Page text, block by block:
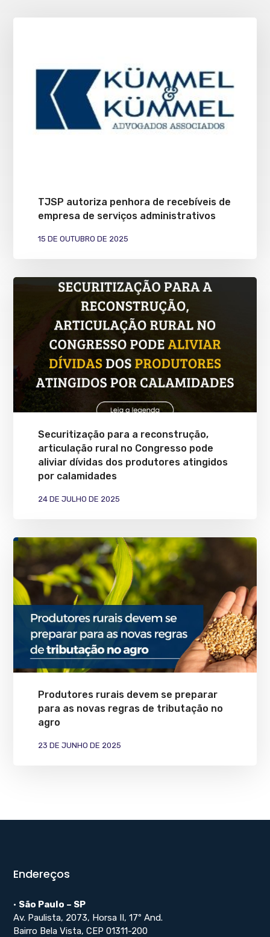
TJSP autoriza penhora de recebíveis de
empresa de serviços administrativos
15 DE OUTUBRO DE 2025
Securitização para a reconstrução,
articulação rural no Congresso pode
aliviar dívidas dos produtores atingidos
por calamidades
24 DE JULHO DE 2025
Produtores rurais devem se preparar
para as novas regras de tributação no
agro
23 DE JUNHO DE 2025
Endereços
• São Paulo – SP
Av. Paulista, 2073, Horsa II, 17º And.
Bairro Bela Vista, CEP 01311-200